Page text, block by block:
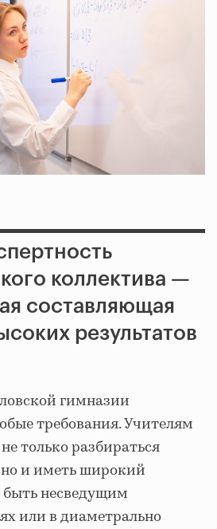
коллектива —
составляющая
результатов
гимназии
требования. Учителям
только разбираться
и иметь широкий
быть несведущим
или в диаметрально